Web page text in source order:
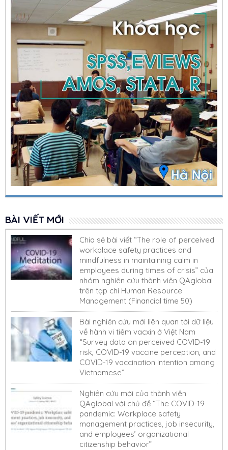
BÀI VIẾT MỚI
Chia sẻ bài viết “The role of perceived
workplace safety practices and
mindfulness in maintaining calm in
employees during times of crisis” của
nhóm nghiên cứu thành viên QAglobal
trên tạp chí Human Resource
Management (Financial time 50)
Bài nghiên cứu mới liên quan tới dữ liệu
về hành vi tiêm vacxin ở Việt Nam
“Survey data on perceived COVID-19
risk, COVID-19 vaccine perception, and
COVID-19 vaccination intention among
Vietnamese”
Nghiên cứu mới của thành viên
QAglobal với chủ đề “The COVID-19
pandemic: Workplace safety
management practices, job insecurity,
and employees’ organizational
citizenship behavior”